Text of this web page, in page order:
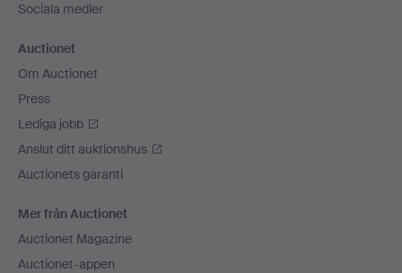
Sociala medier
Auctionet
Om Auctionet
Press
Lediga jobb
Anslut ditt auktionshus
Auctionets garanti
Mer från Auctionet
Auctionet Magazine
Auctionet-appen